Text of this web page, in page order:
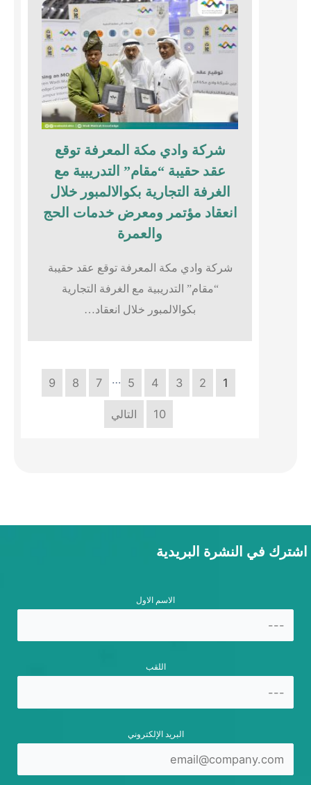
شركة وادي مكة المعرفة توقع
عقد حقيبة “مقام” التدريبية مع
الغرفة التجارية بكوالالمبور خلال
انعقاد مؤتمر ومعرض خدمات الحج
والعمرة
شركة وادي مكة المعرفة توقع عقد حقيبة
“مقام” التدريبية مع الغرفة التجارية
بكوالالمبور خلال انعقاد…
1
2
3
4
5
…
7
8
9
10 التالي
اشترك في النشرة البريدية
الاسم الاول
اللقب
البريد الإلكتروني